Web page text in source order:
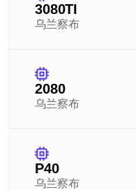
3080TI
乌兰察布
2080
乌兰察布
P40
乌兰察布